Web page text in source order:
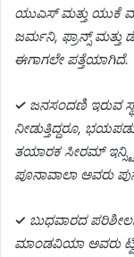
ಯುಎಸ್ ಮತ್ತು ಯುಕೆ
ಜರ್ಮನಿ, ಫ್ರಾನ್ಸ್ ಮತ್ತು
ಈಗಾಗಲೇ ಪತ್ತೆಯಾಗಿದೆ.
✓ ಜನಸಂದಣಿ ಇರುವ
ನೀಡುತ್ತಿದ್ದರೂ,
ತಯಾರಕ ಸೀರಮ್
ಪೂನಾವಾಲಾ ಅವರು
✓ ಬುಧವಾರದ
ಮಾಂಡವಿಯಾ ಅವರು